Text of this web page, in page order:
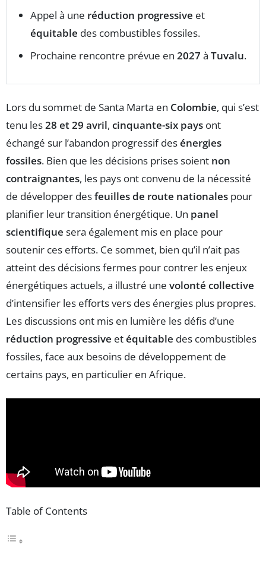
Appel à une réduction progressive et
équitable des combustibles fossiles.
Prochaine rencontre prévue en 2027 à Tuvalu.
Lors du sommet de Santa Marta en Colombie, qui s’est
tenu les28 et 29 avril, cinquante-six pays ont
échangé sur l’abandon progressif desénergies
fossiles. Bien que les décisions prises soient non
contraignantes, les pays ont convenu de la nécessité
de développer desfeuilles de route nationales pour
planifier leur transition énergétique. Un panel
scientifique sera également mis en place pour
soutenir ces efforts. Ce sommet, bien qu’il n’ait pas
atteint des décisions fermes pour contrer les enjeux
énergétiques actuels, a illustré une volonté collective
d’intensifier les efforts vers des énergies plus propres.
Les discussions ont mis en lumière les défis d’une
réduction progressive etéquitable des combustibles
fossiles, face aux besoins de développement de
certains pays, en particulier en Afrique.
Table of Contents